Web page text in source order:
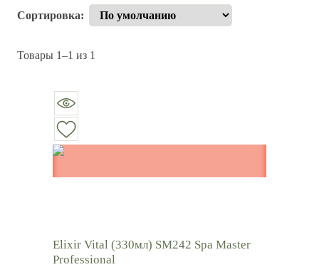
Товары 1–1 из 1
Сортировка:
Sort products
Elixir Vital (330мл) SM242 Spa Master
Professional